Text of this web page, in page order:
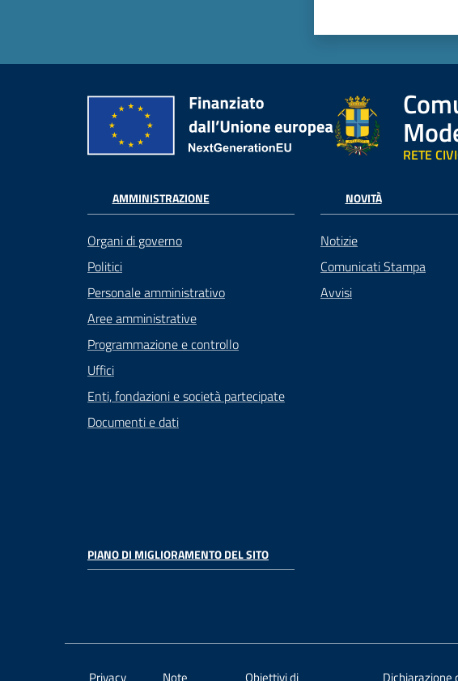
RETE
AMMINISTRAZIONE
Organi di governo
Politici
Personale amministrativo
Aree amministrative
Programmazione e controllo
Uffici
Enti, fondazioni e società partecipate
Documenti e dati
NOVITÀ
Notizie
Comunicati Stampa
Avvisi
PIANO DI MIGLIORAMENTO DEL SITO